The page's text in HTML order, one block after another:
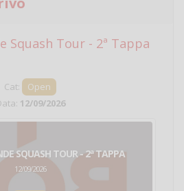
Squash Tour - 2ª Tappa
Cat:
Open
12/09/2026
SQUASH TOUR - 2ª TAPPA
12/09/2026